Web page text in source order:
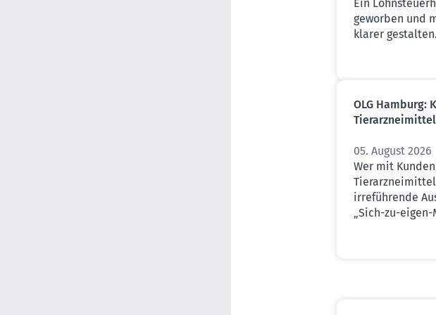
Ein
geworben und
klarer gestalten.
OLG Hamburg:
05. August 2026
Wer mit
irreführende
„Sich-zu-eigen-